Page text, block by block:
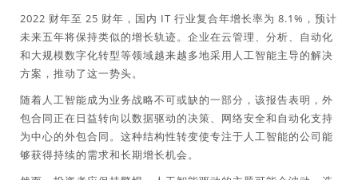
2022 财年至 25 财年，国内 IT 行业复合年增长率为 8.1%，预计
未来五年将保持类似的增长轨迹。企业在云管理、分析、自动化
和大规模数字化转型等领域越来越多地采用人工智能主导的解决
方案，推动了这一势头。
随着人工智能成为业务战略不可或缺的一部分，该报告表明，外
包合同正在日益转向以数据驱动的决策、网络安全和自动化支持
为中心的外包合同。这种结构性转变使专注于人工智能的公司能
够获得持续的需求和长期增长机会。